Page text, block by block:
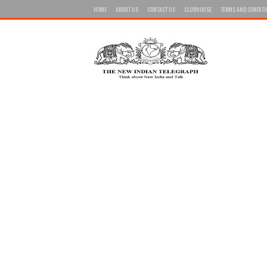
HOME ABOUT US CONTACT US CLUBHOUSE TERMS AND